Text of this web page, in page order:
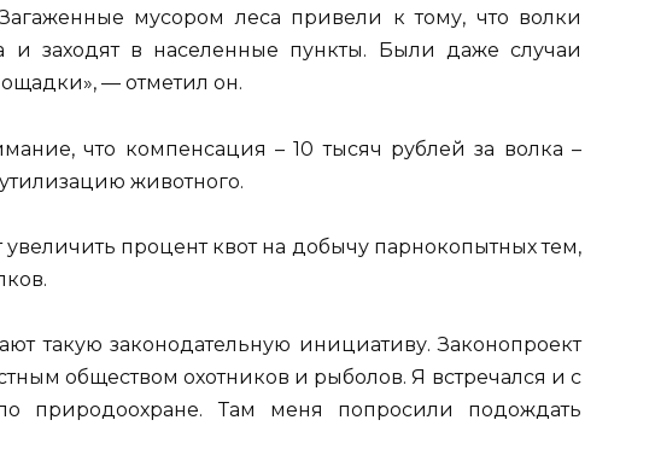
мусором леса привели к тому, что волки
и заходят в населенные пункты. Были даже случаи
— отметил он.
что компенсация – 10 тысяч рублей за волка –
животного.
увеличить процент квот на добычу парнокопытных тем,
такую законодательную инициативу. Законопроект
обществом охотников и рыболов. Я встречался и с
природоохране. Там меня попросили подождать